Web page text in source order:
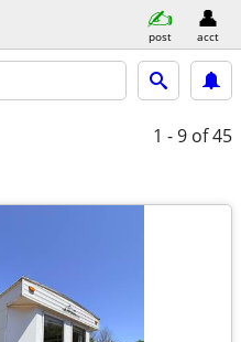
post acct
1 - 9 of 45